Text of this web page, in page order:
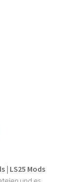
| LS25 Mods